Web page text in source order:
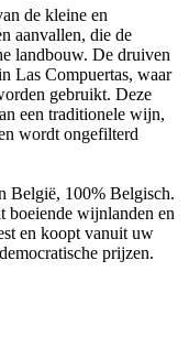
de kleine en
aanvallen, die de
landbouw. De druiven
Las Compuertas, waar
gebruikt. Deze
een traditionele wijn,
wordt ongefilterd
België, 100% Belgisch.
boeiende wijnlanden en
en koopt vanuit uw
prijzen.